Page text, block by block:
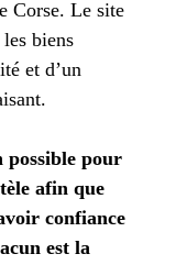
Corse. Le site
biens
et d’un
possible pour
afin que
confiance
est la